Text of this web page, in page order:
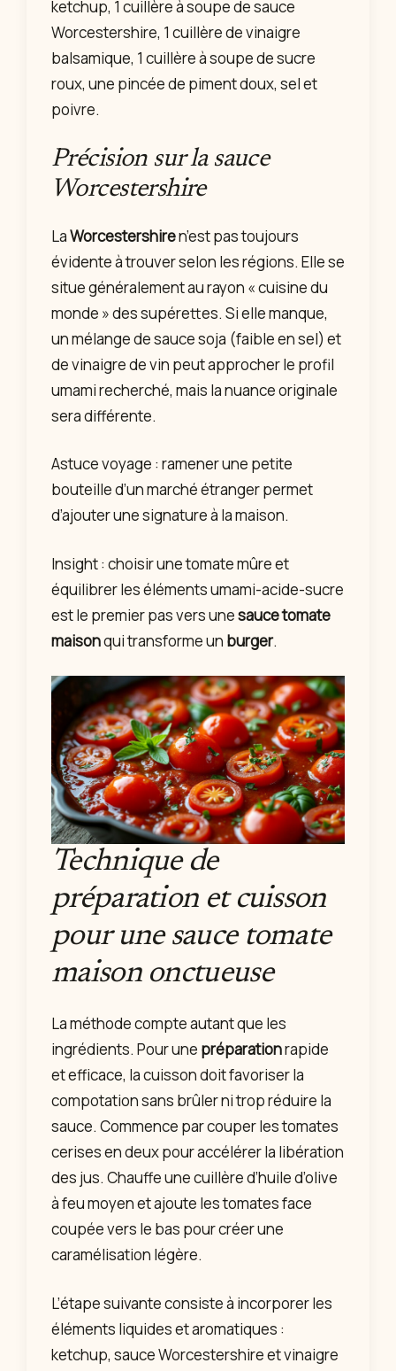
ketchup, 1 cuillère à soupe de sauce
Worcestershire, 1 cuillère de vinaigre
balsamique, 1 cuillère à soupe de sucre
roux, une pincée de piment doux, sel et
poivre.
Précision sur la sauce
Worcestershire
LaWorcestershiren’est pas toujours
évidente à trouver selon les régions. Elle se
situe généralement au rayon « cuisine du
monde » des supérettes. Si elle manque,
un mélange de sauce soja (faible en sel) et
de vinaigre de vin peut approcher le profil
umami recherché, mais la nuance originale
sera différente.
Astuce voyage : ramener une petite
bouteille d’un marché étranger permet
d’ajouter une signature à la maison.
Insight : choisir une tomate mûre et
équilibrer les éléments umami-acide-sucre
est le premier pas vers unesauce tomate
maisonqui transforme un burger.
Technique de
préparation et cuisson
pour une sauce tomate
maison onctueuse
La méthode compte autant que les
ingrédients. Pour une préparationrapide
et efficace, la cuisson doit favoriser la
compotation sans brûler ni trop réduire la
sauce. Commence par couper les tomates
cerises en deux pour accélérer la libération
des jus. Chauffe une cuillère d’huile d’olive
à feu moyen et ajoute les tomates face
coupée vers le bas pour créer une
caramélisation légère.
L’étape suivante consiste à incorporer les
éléments liquides et aromatiques :
ketchup, sauce Worcestershire et vinaigre